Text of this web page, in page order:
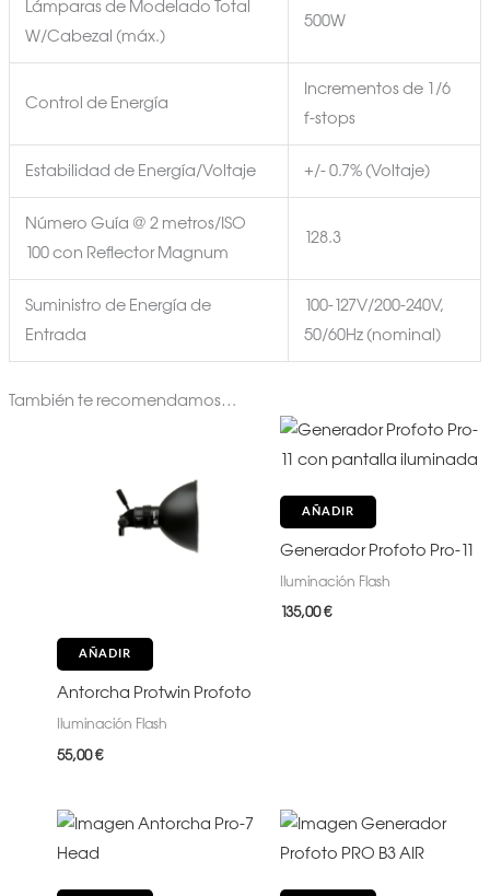
Lámparas de Modelado Total
W/Cabezal (máx.)
500W
Control de Energía
Incrementos de 1/6
f-stops
Estabilidad de Energía/Voltaje +/- 0.7% (Voltaje)
Número Guía @ 2 metros/ISO
100 con Reflector Magnum
128.3
Suministro de Energía de
Entrada
100-127V/200-240V,
50/60Hz (nominal)
También te recomendamos…
AÑADIR
Antorcha Protwin Profoto
Iluminación Flash
55,00€
AÑADIR
Generador Profoto Pro-11
Iluminación Flash
135,00€